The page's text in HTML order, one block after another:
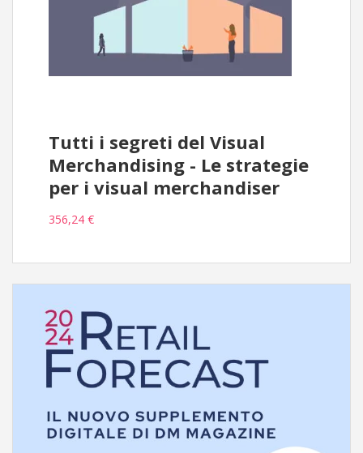
Tutti i segreti del Visual
Merchandising - Le strategie
per i visual merchandiser
356,24 €